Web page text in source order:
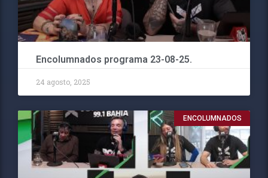
Encolumnados programa 23-08-25.
24 agosto, 2025
ENCOLUMNADOS